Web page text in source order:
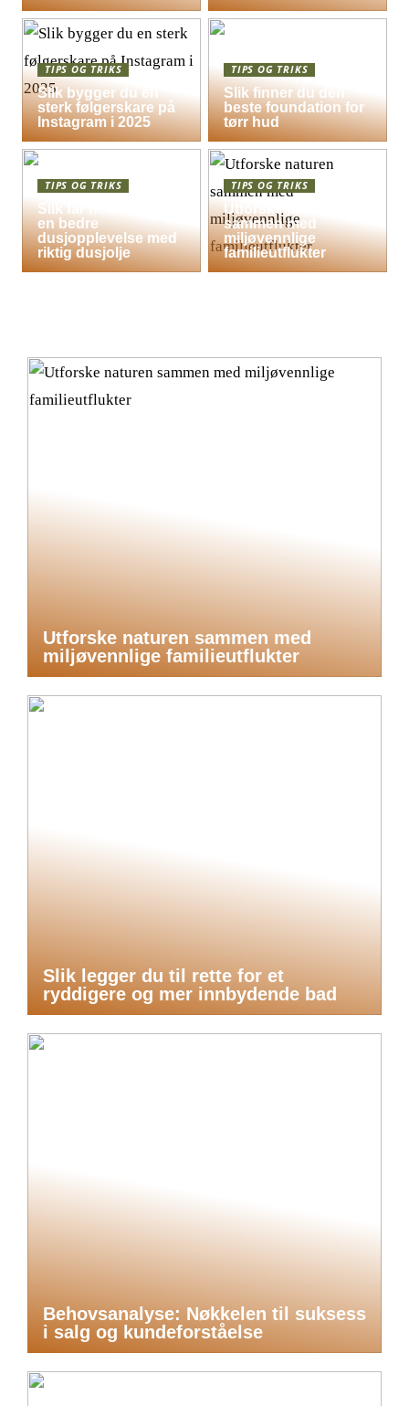
TIPS OG TRIKS
Slik bygger du en
sterk følgerskare på
Instagram i 2025
TIPS OG TRIKS
Slik finner du den
beste foundation for
tørr hud
TIPS OG TRIKS
Slik får hele familien
en bedre
dusjopplevelse med
riktig dusjolje
TIPS OG TRIKS
Utforske naturen
sammen med
miljøvennlige
familieutflukter
Utforske naturen sammen med
miljøvennlige familieutflukter
Slik legger du til rette for et
ryddigere og mer innbydende bad
Behovsanalyse: Nøkkelen til suksess
i salg og kundeforståelse